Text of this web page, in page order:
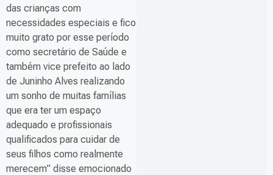
das crianças com
necessidades especiais e fico
muito grato por esse período
como secretário de Saúde e
também vice prefeito ao lado
de Juninho Alves realizando
um sonho de muitas famílias
que era ter um espaço
adequado e profissionais
qualificados para cuidar de
seus filhos como realmente
merecem” disse emocionado